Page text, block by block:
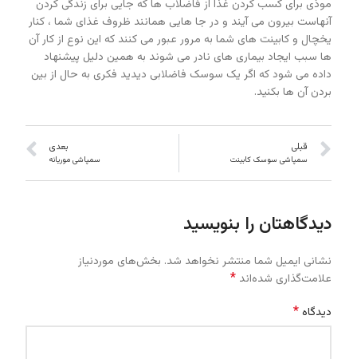
موذی برای کسب کردن غذا از فاضلاب ها که جایی برای زندگی کردن
آنهاست بیرون می آیند و در جا هایی همانند ظروف غذای شما ، کنار
یخچال و کابینت های شما به مرور عبور می کنند که این نوع از کار آن
ها سبب ایجاد بیماری های نادر می شوند به همین دلیل پیشنهاد
داده می شود که اگر یک سوسک فاضلابی دیدید فکری به حال از بین
بردن آن ها بکنید.
قبلی
سمپاشی سوسک کابینت
بعدی
سمپاشی موریانه
دیدگاهتان را بنویسید
نشانی ایمیل شما منتشر نخواهد شد. بخش‌های موردنیاز
علامت‌گذاری شده‌اند *
دیدگاه*